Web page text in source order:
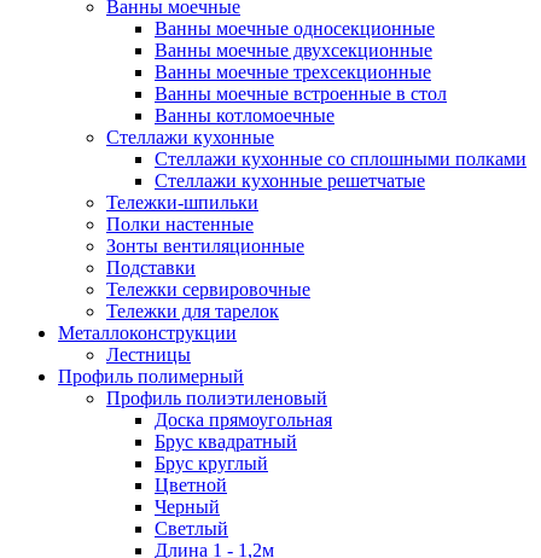
Ванны моечные
Ванны моечные односекционные
Ванны моечные двухсекционные
Ванны моечные трехсекционные
Ванны моечные встроенные в стол
Ванны котломоечные
Стеллажи кухонные
Стеллажи кухонные со сплошными полками
Стеллажи кухонные решетчатые
Тележки-шпильки
Полки настенные
Зонты вентиляционные
Подставки
Тележки сервировочные
Тележки для тарелок
Металлоконструкции
Лестницы
Профиль полимерный
Профиль полиэтиленовый
Доска прямоугольная
Брус квадратный
Брус круглый
Цветной
Черный
Светлый
Длина 1 - 1,2м